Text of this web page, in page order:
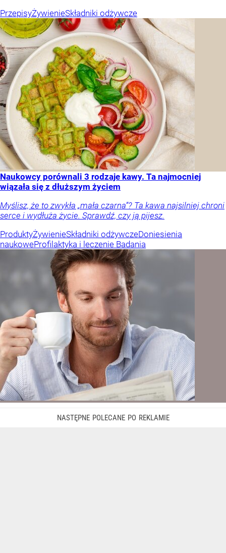
PrzepisyŻywienieSkładniki odżywcze
Naukowcy porównali 3 rodzaje kawy. Ta najmocniej
wiązała się z dłuższym życiem
Myślisz, że to zwykła „mała czarna”? Ta kawa najsilniej chroni
serce i wydłuża życie. Sprawdź, czy ją pijesz.
ProduktyŻywienieSkładniki odżywczeDoniesienia
naukoweProfilaktyka i leczenie Badania